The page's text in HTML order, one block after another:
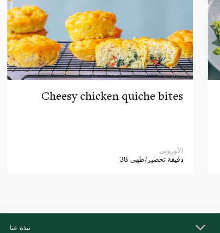
Cheesy chicken quiche bites
الأوروبي
38 دقيقة تحضير/طهي
نبذة عنا